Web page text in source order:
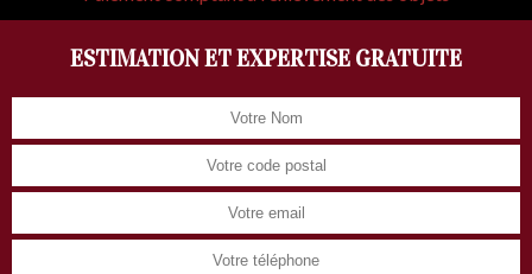
ESTIMATION ET EXPERTISE GRATUITE